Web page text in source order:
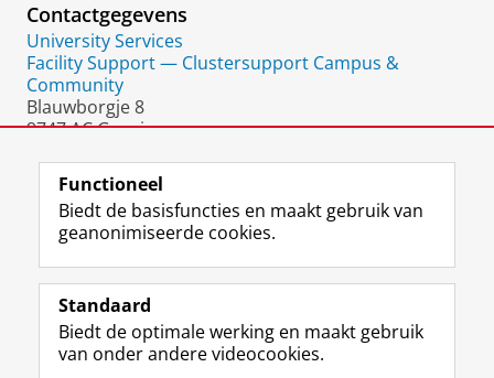
Contactgegevens
University Services
Facility Support — Clustersupport Campus &
Community
Blauwborgje 8
9747 AC Groningen
Volg de RUG
F
a
e
b
L
i
k
e
R
S
-
f
I
n
t
Y
o
T
Studiekiezers
Functioneel
Biedt de basisfuncties en maakt gebruik van
geanonimiseerde cookies.
Standaard
Biedt de optimale werking en maakt gebruik
van onder andere videocookies.